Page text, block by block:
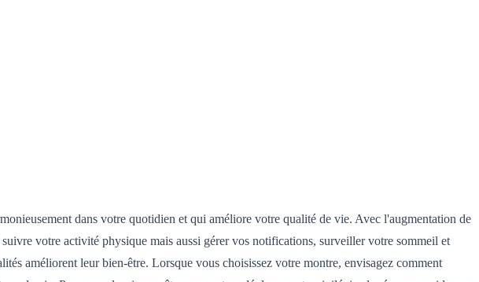
dans votre quotidien et qui améliore votre qualité de vie. Avec l'augmentation de
votre activité physique mais aussi gérer vos notifications, surveiller votre sommeil et
améliorent leur bien-être. Lorsque vous choisissez votre montre, envisagez comment